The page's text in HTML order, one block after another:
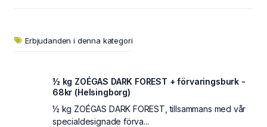
Erbjudanden i denna kategori
½ kg ZOÉGAS DARK FOREST + förvaringsburk -
68kr (Helsingborg)
½ kg ZOÉGAS DARK FOREST, tillsammans med vår
specialdesignade förva...